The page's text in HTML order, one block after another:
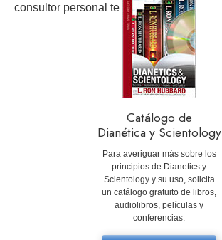
consultor personal te ayudará.
Catálogo de
Dianética y Scientology
Para averiguar más sobre los
principios de Dianetics y
Scientology y su uso, solicita
un catálogo gratuito de libros,
audiolibros, películas y
conferencias.